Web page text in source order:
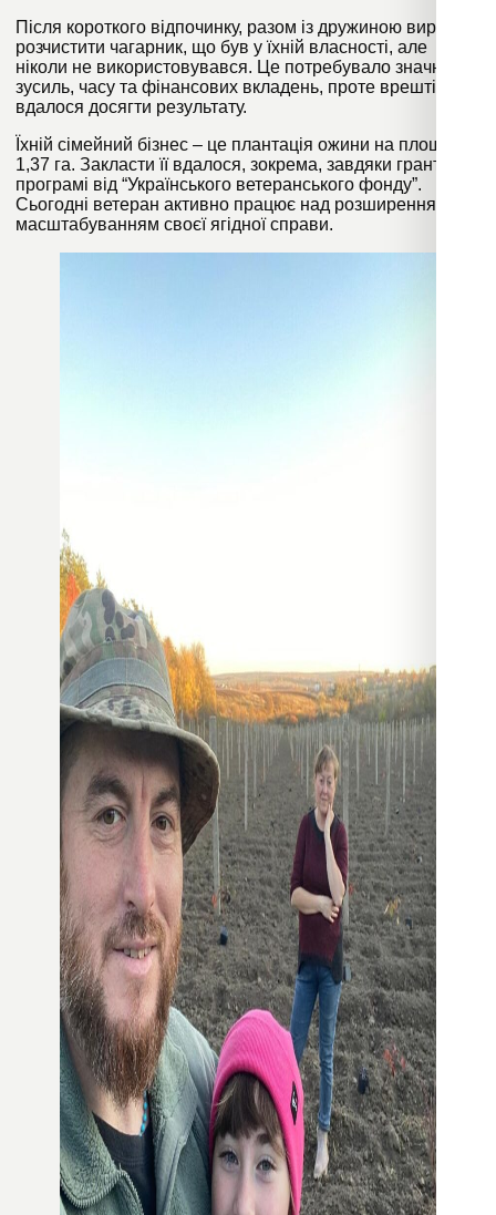
Після короткого відпочинку, разом із дружиною вирішив
розчистити чагарник, що був у їхній власності, але
ніколи не використовувався. Це потребувало значних
зусиль, часу та фінансових вкладень, проте врешті їм
вдалося досягти результату.
Їхній сімейний бізнес – це плантація ожини на площі
1,37 га. Закласти її вдалося, зокрема, завдяки грантовій
програмі від “Українського ветеранського фонду”.
Сьогодні ветеран активно працює над розширенням і
масштабуванням своєї ягідної справи.